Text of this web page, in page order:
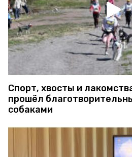
Спорт, хвосты и
прошёл
собаками